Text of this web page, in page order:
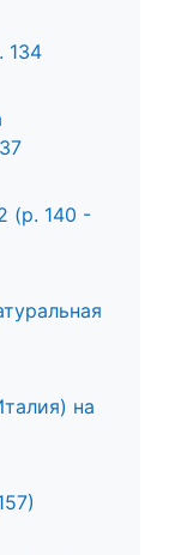
134
(р. 140 -
на